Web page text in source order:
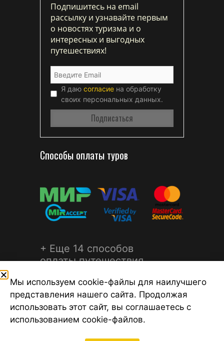
Подпишитесь на email
рассылку и узнавайте первым
о новостях туризма и о
интересных и выгодных
путешествиях!
Я даю согласие на обработку
своих персональных данных.
Способы оплаты туров
+ Еще 14 способов
оплаты путешествия
©2026 Турагентство Турсфера - Поиск туров от надежных
Мы используем cookie-файлы для наилучшего
представления нашего сайта. Продолжая
использовать этот сайт, вы соглашаетесь с
использованием cookie-файлов.